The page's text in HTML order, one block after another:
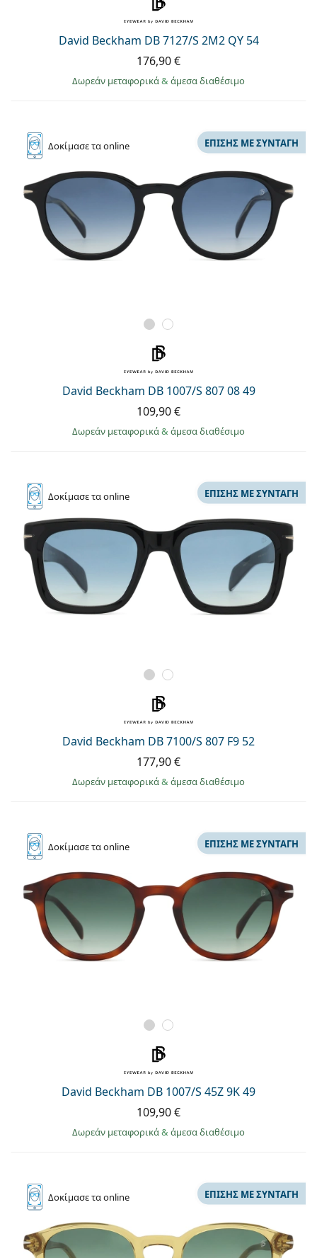
David Beckham DB 7127/S 2M2 QY 54
176,90 €
Δωρεάν μεταφορικά& άμεσα διαθέσιμο
Δοκίμασετα online
David Beckham DB 1007/S 807 08 49
ΕΠΊΣΗΣ ΜΕ ΣΥΝΤΑΓΉ
109,90 €
Δωρεάν μεταφορικά& άμεσα διαθέσιμο
Δοκίμασετα online
David Beckham DB 7100/S 807 F9 52
ΕΠΊΣΗΣ ΜΕ ΣΥΝΤΑΓΉ
177,90 €
Δωρεάν μεταφορικά& άμεσα διαθέσιμο
Δοκίμασετα online
David Beckham DB 1007/S 45Z 9K 49
ΕΠΊΣΗΣ ΜΕ ΣΥΝΤΑΓΉ
109,90 €
Δωρεάν μεταφορικά& άμεσα διαθέσιμο
Δοκίμασετα online ΕΠΊΣΗΣ ΜΕ ΣΥΝΤΑΓΉ